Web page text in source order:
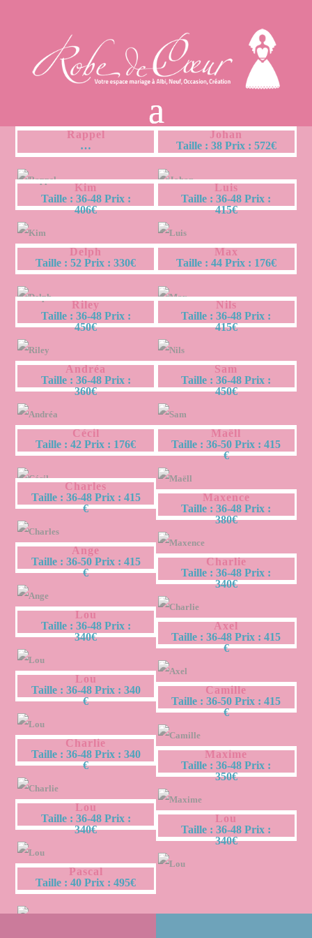
Rappel
…
Kim
Taille : 36-48 Prix :
406€
Delph
Taille : 52 Prix : 330€
Riley
Taille : 36-48 Prix :
450€
Andréa
Taille : 36-48 Prix :
360€
Cécil
Taille : 42 Prix : 176€
Charles
Taille : 36-48 Prix : 415
€
Ange
Taille : 36-50 Prix : 415
€
Lou
Taille : 36-48 Prix :
340€
Lou
Taille : 36-48 Prix : 340
€
Charlie
Taille : 36-48 Prix : 340
€
Lou
Taille : 36-48 Prix :
340€
Pascal
Taille : 40 Prix : 495€
Johan
Taille : 38 Prix : 572€
Luis
Taille : 36-48 Prix :
415€
Max
Taille : 44 Prix : 176€
Nils
Taille : 36-48 Prix :
415€
Sam
Taille : 36-48 Prix :
450€
Maëll
Taille : 36-50 Prix : 415
€
Maxence
Taille : 36-48 Prix :
380€
Charlie
Taille : 36-48 Prix :
340€
Axel
Taille : 36-48 Prix : 415
€
Camille
Taille : 36-50 Prix : 415
€
Maxime
Taille : 36-48 Prix :
350€
Lou
Taille : 36-48 Prix :
340€